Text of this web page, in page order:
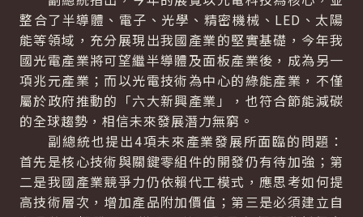
整合了半導體、電子、光學、精密機械、LED、太陽
能等領域，充分展現出我國產業的堅實基礎，今年我
國光電產業將可望繼半導體及面板產業後，成為另一
項兆元產業；而以光電技術為中心的綠能產業，不僅
屬於政府推動的「六大新興產業」，也符合節能減碳
的全球趨勢，相信未來發展潛力無窮。
副總統也提出4項未來產業發展所面臨的問題：
首先是核心技術與關鍵零組件的開發仍有待加強；第
二是我國產業競爭力仍依賴代工模式，應思考如何提
高技術層次，增加產品附加價值；第三是必須建立自